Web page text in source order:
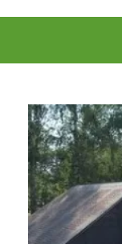
Где
Новости
Что
О регионе
Коллекция